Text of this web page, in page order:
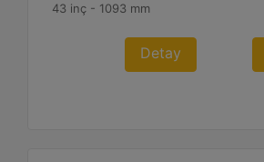
43 inç - 1093 mm
Detay